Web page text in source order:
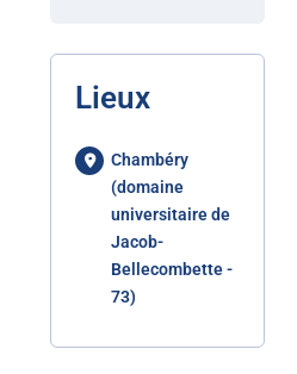
Lieux
Chambéry
(domaine
universitaire de
Jacob-
Bellecombette -
73)